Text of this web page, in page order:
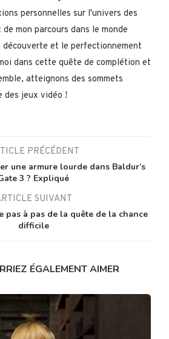
personnelles sur l'univers des
mon parcours dans le monde
et le perfectionnement
dans cette quête de complétion et
atteignons des sommets
des jeux vidéo !
PRÉCÉDENT
une armure lourde dans Baldur’s
3 ? Expliqué
SUIVANT
pas à pas de la quête de la chance
difficile
ÉGALEMENT AIMER